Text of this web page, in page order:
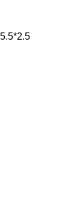
5.5*2.5